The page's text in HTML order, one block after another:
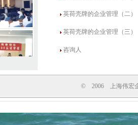
英荷壳牌的企业管理（二）
英荷壳牌的企业管理（三）
咨询人
© 2006 上海伟宏